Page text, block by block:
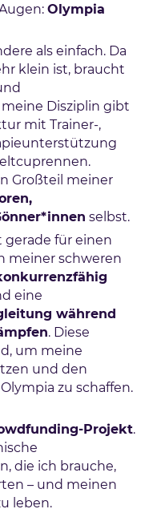
Olympia
als einfach. Da
klein ist, braucht
meine Disziplin gibt
mit Trainer-,
Großteil meiner
selbst.
für einen
meiner schweren
eine
während
. Diese
um meine
und den
zu schaffen.
Projekt.
die ich brauche,
– und meinen
leben.